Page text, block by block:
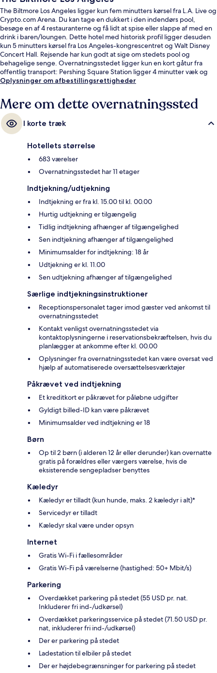
The Biltmore Los Angeles ligger kun fem minutters kørsel fra L.A. Live og
Crypto.com Arena. Du kan tage en dukkert i den indendørs pool,
besøge en af 4 restauranterne og få lidt at spise eller slappe af med en
drink i baren/loungen. Dette hotel med historisk profil ligger desuden
kun 5 minutters kørsel fra Los Angeles-kongrescentret og Walt Disney
Concert Hall. Rejsende har kun godt at sige om stedets pool og
behagelige senge. Overnatningsstedet ligger kun en kort gåtur fra
offentlig transport: Pershing Square Station ligger 4 minutter væk og
7th Street - Metro Center Station ligger 7 minutter derfra.
Oplysninger om afbestillingsrettigheder
Mere om dette overnatningssted
I korte træk
Hotellets størrelse
683 værelser
Overnatningsstedet har 11 etager
Indtjekning/udtjekning
Indtjekning er fra kl. 15.00 til kl. 00.00
Hurtig udtjekning er tilgængelig
Tidlig indtjekning afhænger af tilgængelighed
Sen indtjekning afhænger af tilgængelighed
Minimumsalder for indtjekning: 18 år
Udtjekning er kl. 11.00
Sen udtjekning afhænger af tilgængelighed
Særlige indtjekningsinstruktioner
Receptionspersonalet tager imod gæster ved ankomst til
overnatningsstedet
Kontakt venligst overnatningsstedet via
kontaktoplysningerne i reservationsbekræftelsen, hvis du
planlægger at ankomme efter kl. 00.00
Oplysninger fra overnatningsstedet kan være oversat ved
hjælp af automatiserede oversættelsesværktøjer
Påkrævet ved indtjekning
Et kreditkort er påkrævet for påløbne udgifter
Gyldigt billed-ID kan være påkrævet
Minimumsalder ved indtjekning er 18
Børn
Op til 2 børn (i alderen 12 år eller derunder) kan overnatte
gratis på forældres eller værgers værelse, hvis de
eksisterende sengepladser benyttes
Kæledyr
Kæledyr er tilladt (kun hunde, maks. 2 kæledyr i alt)*
Servicedyr er tilladt
Kæledyr skal være under opsyn
Internet
Gratis Wi-Fi i fællesområder
Gratis Wi-Fi på værelserne (hastighed: 50+ Mbit/s)
Parkering
Overdækket parkering på stedet (55 USD pr. nat.
Inkluderer fri ind-/udkørsel)
Overdækket parkeringsservice på stedet (71.50 USD pr.
nat, inkluderer fri ind-/udkørsel)
Der er parkering på stedet
Ladestation til elbiler på stedet
Der er højdebegrænsninger for parkering på stedet